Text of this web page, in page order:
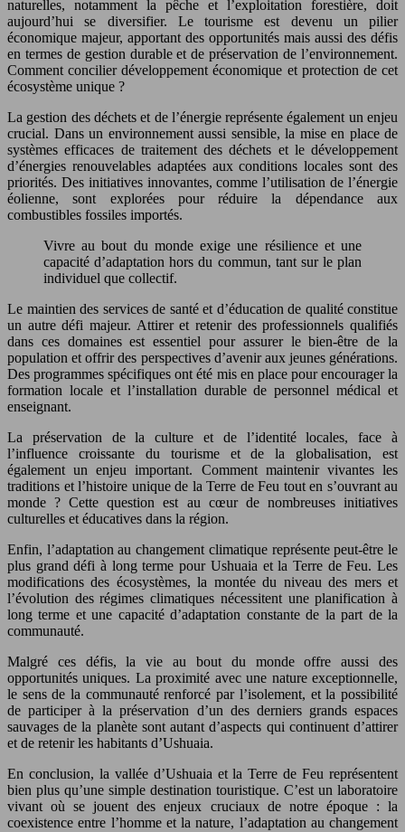
naturelles, notamment la pêche et l’exploitation forestière, doit
aujourd’hui se diversifier. Le tourisme est devenu un pilier
économique majeur, apportant des opportunités mais aussi des défis
en termes de gestion durable et de préservation de l’environnement.
Comment concilier développement économique et protection de cet
écosystème unique ?
La gestion des déchets et de l’énergie représente également un enjeu
crucial. Dans un environnement aussi sensible, la mise en place de
systèmes efficaces de traitement des déchets et le développement
d’énergies renouvelables adaptées aux conditions locales sont des
priorités. Des initiatives innovantes, comme l’utilisation de l’énergie
éolienne, sont explorées pour réduire la dépendance aux
combustibles fossiles importés.
Vivre au bout du monde exige une résilience et une
capacité d’adaptation hors du commun, tant sur le plan
individuel que collectif.
Le maintien des services de santé et d’éducation de qualité constitue
un autre défi majeur. Attirer et retenir des professionnels qualifiés
dans ces domaines est essentiel pour assurer le bien-être de la
population et offrir des perspectives d’avenir aux jeunes générations.
Des programmes spécifiques ont été mis en place pour encourager la
formation locale et l’installation durable de personnel médical et
enseignant.
La préservation de la culture et de l’identité locales, face à
l’influence croissante du tourisme et de la globalisation, est
également un enjeu important. Comment maintenir vivantes les
traditions et l’histoire unique de la Terre de Feu tout en s’ouvrant au
monde ? Cette question est au cœur de nombreuses initiatives
culturelles et éducatives dans la région.
Enfin, l’adaptation au changement climatique représente peut-être le
plus grand défi à long terme pour Ushuaia et la Terre de Feu. Les
modifications des écosystèmes, la montée du niveau des mers et
l’évolution des régimes climatiques nécessitent une planification à
long terme et une capacité d’adaptation constante de la part de la
communauté.
Malgré ces défis, la vie au bout du monde offre aussi des
opportunités uniques. La proximité avec une nature exceptionnelle,
le sens de la communauté renforcé par l’isolement, et la possibilité
de participer à la préservation d’un des derniers grands espaces
sauvages de la planète sont autant d’aspects qui continuent d’attirer
et de retenir les habitants d’Ushuaia.
En conclusion, la vallée d’Ushuaia et la Terre de Feu représentent
bien plus qu’une simple destination touristique. C’est un laboratoire
vivant où se jouent des enjeux cruciaux de notre époque : la
coexistence entre l’homme et la nature, l’adaptation au changement